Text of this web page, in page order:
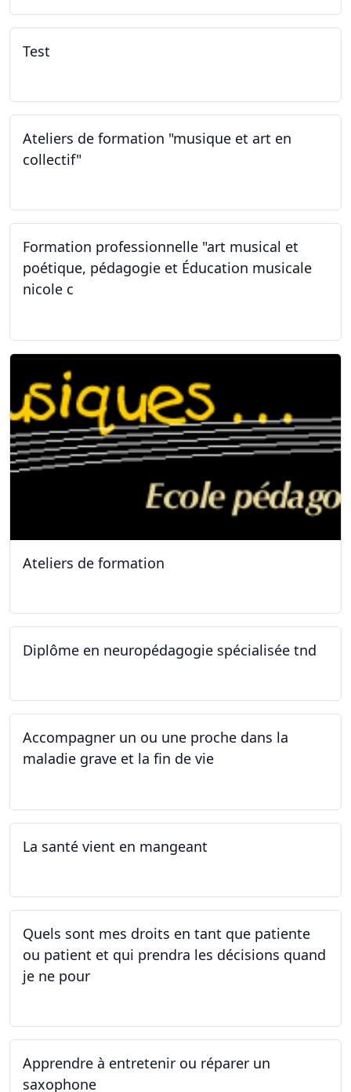
Test
Ateliers de formation "musique et art en
collectif"
Formation professionnelle "art musical et
poétique, pédagogie et Éducation musicale
nicole c
Ateliers de formation
Diplôme en neuropédagogie spécialisée tnd
Accompagner un ou une proche dans la
maladie grave et la fin de vie
La santé vient en mangeant
Quels sont mes droits en tant que patiente
ou patient et qui prendra les décisions quand
je ne pour
Apprendre à entretenir ou réparer un
saxophone